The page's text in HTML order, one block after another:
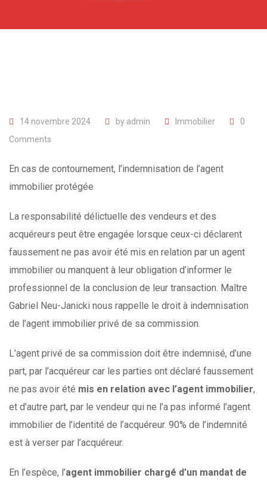
14 novembre 2024 by admin Immobilier
0
Comments
En cas de contournement, l’indemnisation de l’agent
immobilier protégée
La responsabilité délictuelle des vendeurs et des
acquéreurs peut être engagée lorsque ceux-ci déclarent
faussement ne pas avoir été mis en relation par un agent
immobilier ou manquent à leur obligation d’informer le
professionnel de la conclusion de leur transaction. Maître
Gabriel Neu-Janicki nous rappelle le droit à indemnisation
de l’agent immobilier privé de sa commission.
L’agent privé de sa commission doit être indemnisé, d’une
part, par l’acquéreur car les parties ont déclaré faussement
ne pas avoir été mis en relation avec l’agent immobilier,
et d’autre part, par le vendeur qui ne l’a pas informé l’agent
immobilier de l’identité de l’acquéreur. 90% de l’indemnité
est à verser par l’acquéreur.
En l’espèce, l’agent immobilier chargé d’un mandat de